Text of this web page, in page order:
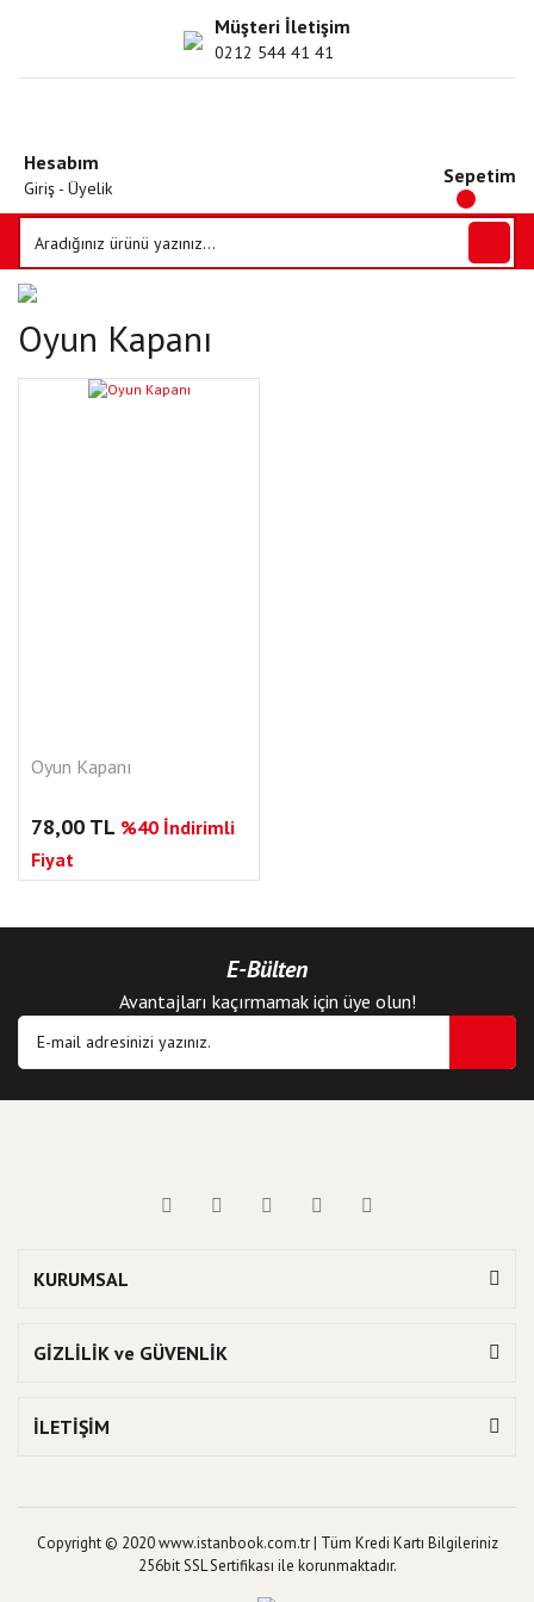
Müşteri İletişim
0212 544 41 41
Hesabım
Giriş - Üyelik
Sepetim
Oyun Kapanı
Oyun Kapanı
78,00 TL %40 İndirimli
Fiyat
E-Bülten
Avantajları kaçırmamak için üye olun!
KURUMSAL
GİZLİLİK ve GÜVENLİK
İLETİŞİM
Copyright © 2020 www.istanbook.com.tr | Tüm Kredi Kartı Bilgileriniz
256bit SSL Sertifikası ile korunmaktadır.